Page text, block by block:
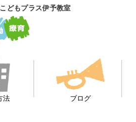
どもプラス伊予教室
法 ブログ